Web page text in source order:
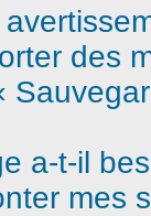
des
a-t-il
mes